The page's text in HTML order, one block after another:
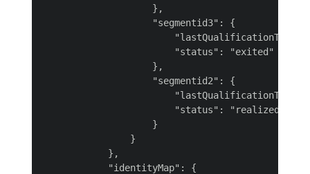
                    },
                    "segmentid3": {
                        "status": "exited"
                    },
                    "segmentid2": {
                        "status": "realized"
                    }
                }
            },
            "identityMap": {